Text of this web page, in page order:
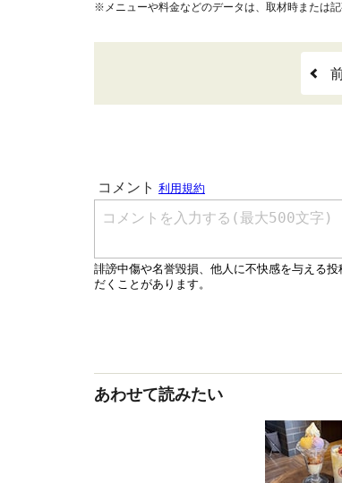
※メニューや料金などのデータは、取材時または記
あわせて読みたい